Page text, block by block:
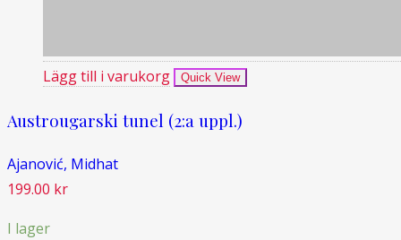
Lägg till i varukorg Quick View
Austrougarski tunel (2:a uppl.)
Ajanović, Midhat
199.00 kr
I lager